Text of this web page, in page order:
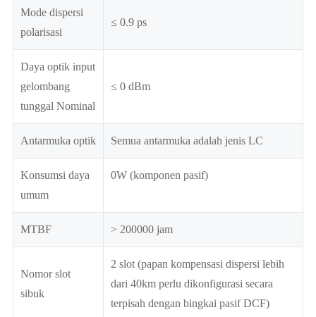
Mode dispersi
polarisasi
≤ 0.9 ps
Daya optik input
gelombang
tunggal Nominal
≤ 0 dBm
Antarmuka optik Semua antarmuka adalah jenis LC
Konsumsi daya
umum
0W (komponen pasif)
MTBF > 200000 jam
Nomor slot
sibuk
2 slot (papan kompensasi dispersi lebih
dari 40km perlu dikonfigurasi secara
terpisah dengan bingkai pasif DCF)